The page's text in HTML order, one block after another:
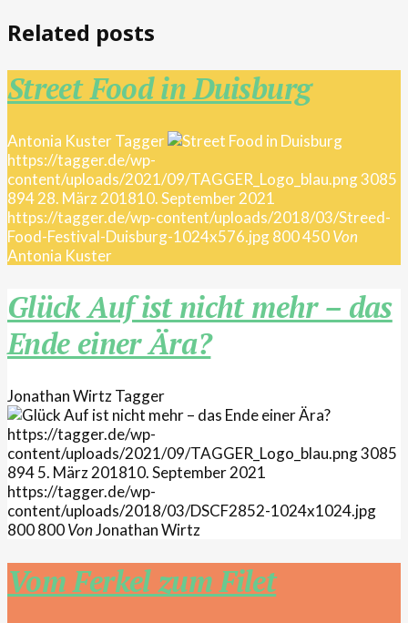
Related posts
Street Food in Duisburg
Antonia KusterTagger
https://tagger.de/wp-
content/uploads/2021/09/TAGGER_Logo_blau.png3085
89428. März 201810. September 2021
https://tagger.de/wp-content/uploads/2018/03/Streed-
Food-Festival-Duisburg-1024x576.jpg800450Von
Antonia Kuster
Glück Auf ist nicht mehr – das
Ende einer Ära?
Jonathan WirtzTagger
https://tagger.de/wp-
content/uploads/2021/09/TAGGER_Logo_blau.png3085
8945. März 201810. September 2021
https://tagger.de/wp-
content/uploads/2018/03/DSCF2852-1024x1024.jpg
800800VonJonathan Wirtz
Vom Ferkel zum Filet